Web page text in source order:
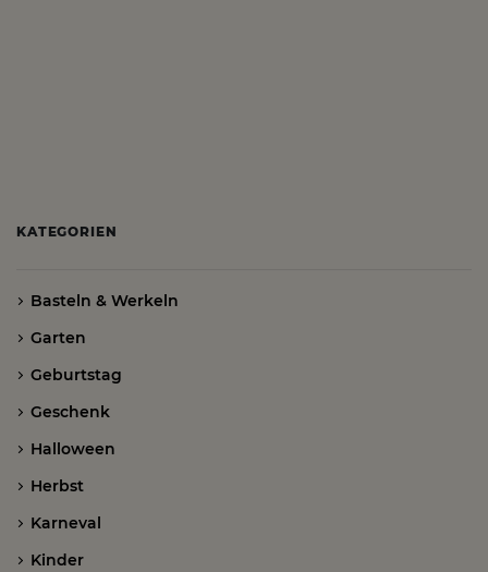
KATEGORIEN
Basteln & Werkeln
Garten
Geburtstag
Geschenk
Halloween
Herbst
Karneval
Kinder